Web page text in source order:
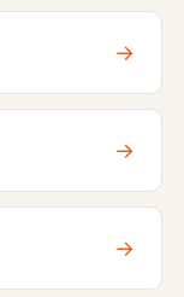
→
→
→